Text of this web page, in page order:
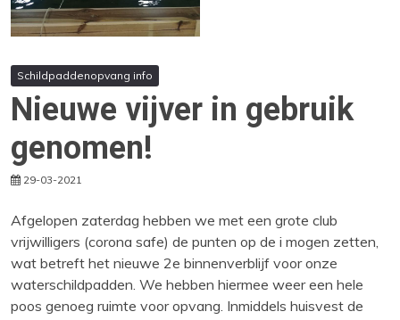
Schildpaddenopvang info
Nieuwe vijver in gebruik
genomen!
29-03-2021
Afgelopen zaterdag hebben we met een grote club
vrijwilligers (corona safe) de punten op de i mogen zetten,
wat betreft het nieuwe 2e binnenverblijf voor onze
waterschildpadden. We hebben hiermee weer een hele
poos genoeg ruimte voor opvang. Inmiddels huisvest de